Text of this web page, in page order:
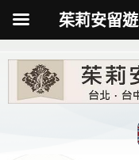
茱莉安留